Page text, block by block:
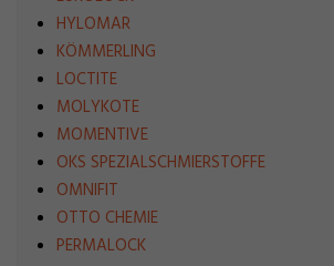
HYLOMAR
KÖMMERLING
LOCTITE
MOLYKOTE
MOMENTIVE
OKS SPEZIALSCHMIERSTOFFE
OMNIFIT
OTTO CHEMIE
PERMALOCK